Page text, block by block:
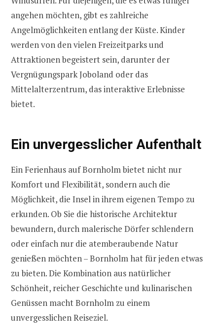
angehen möchten, gibt es zahlreiche
Angelmöglichkeiten entlang der Küste. Kinder
werden von den vielen Freizeitparks und
Attraktionen begeistert sein, darunter der
Vergnügungspark Joboland oder das
Mittelalterzentrum, das interaktive Erlebnisse
bietet.
Ein unvergesslicher Aufenthalt
Ein Ferienhaus auf Bornholm bietet nicht nur
Komfort und Flexibilität, sondern auch die
Möglichkeit, die Insel in ihrem eigenen Tempo zu
erkunden. Ob Sie die historische Architektur
bewundern, durch malerische Dörfer schlendern
oder einfach nur die atemberaubende Natur
genießen möchten – Bornholm hat für jeden etwas
zu bieten. Die Kombination aus natürlicher
Schönheit, reicher Geschichte und kulinarischen
Genüssen macht Bornholm zu einem
unvergesslichen Reiseziel.